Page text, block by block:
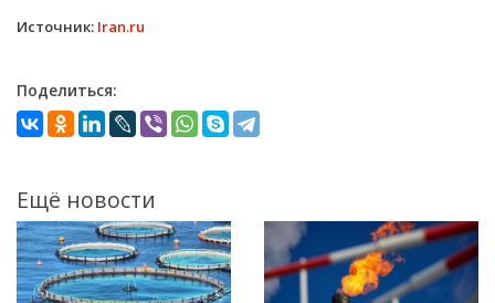
Источник: Iran.ru
Поделиться:
Ещё новости